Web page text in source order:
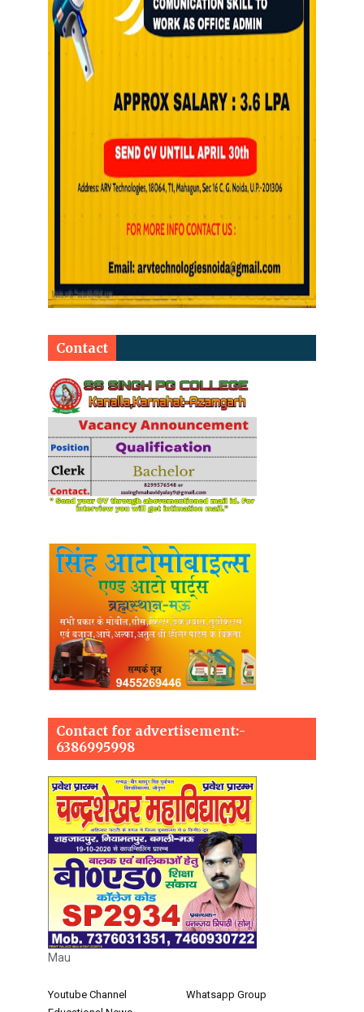
Contact
Contact for advertisement:-
6386995998
Mau
Youtube Channel
Whatsapp Group